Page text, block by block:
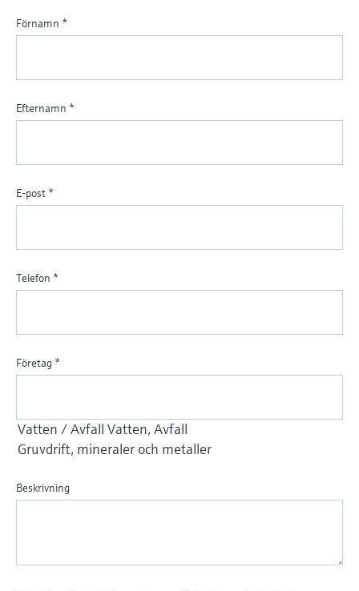
Förnamn *
Efternamn *
E-post *
Telefon *
Företag *
Beskrivning